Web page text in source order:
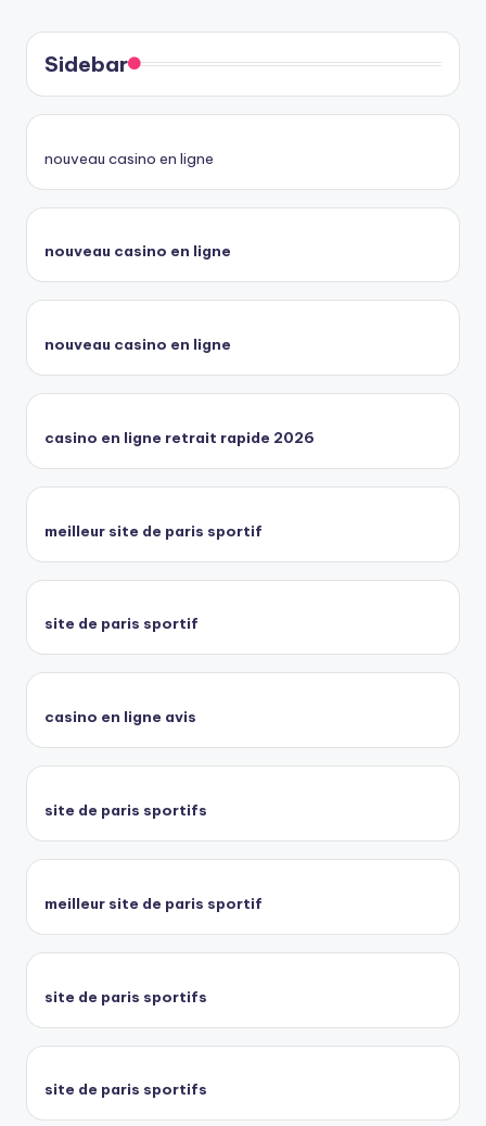
Sidebar
nouveau casino en ligne
nouveau casino en ligne
nouveau casino en ligne
casino en ligne retrait rapide 2026
meilleur site de paris sportif
site de paris sportif
casino en ligne avis
site de paris sportifs
meilleur site de paris sportif
site de paris sportifs
site de paris sportifs